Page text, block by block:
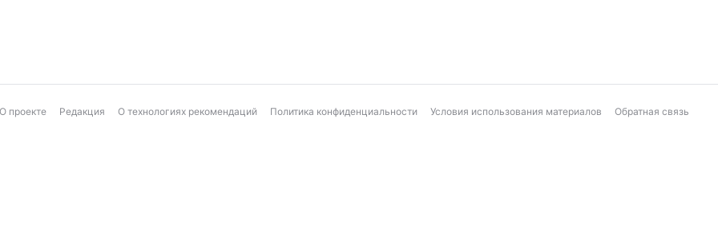
О проекте Редакция О технологиях рекомендаций Политика конфиденциальности Условия использования материалов Обратная связь